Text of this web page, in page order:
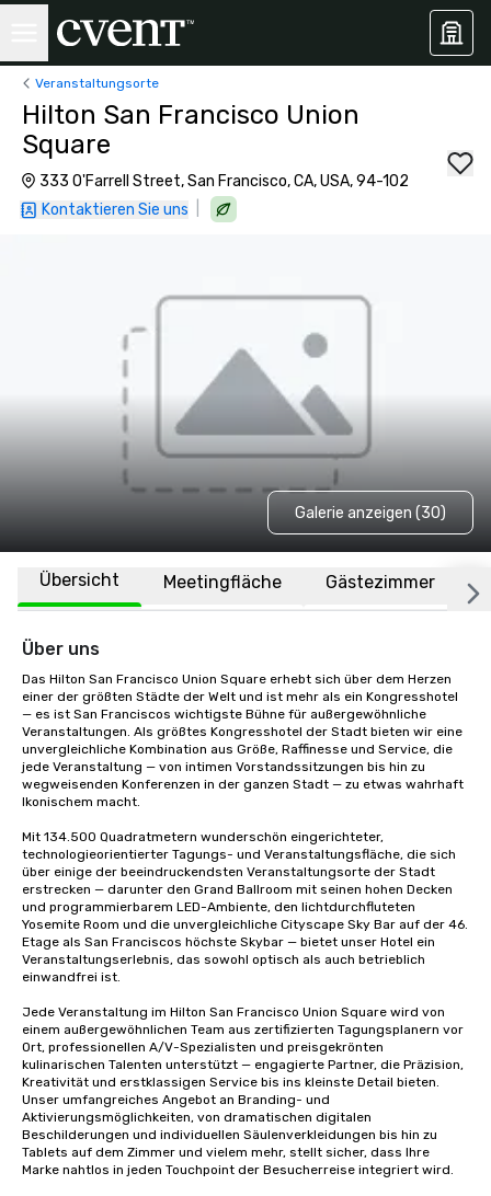
Veranstaltungsorte
Hilton San Francisco Union
Square
333 O'Farrell Street, San Francisco, CA, USA, 94-102
Kontaktieren Sie uns
Galerie anzeigen (30)
Übersicht Meetingfläche Gästezimmer
Über uns
Das Hilton San Francisco Union Square erhebt sich über dem Herzen
einer der größten Städte der Welt und ist mehr als ein Kongresshotel
— es ist San Franciscos wichtigste Bühne für außergewöhnliche
Veranstaltungen. Als größtes Kongresshotel der Stadt bieten wir eine
unvergleichliche Kombination aus Größe, Raffinesse und Service, die
jede Veranstaltung — von intimen Vorstandssitzungen bis hin zu
wegweisenden Konferenzen in der ganzen Stadt — zu etwas wahrhaft
Ikonischem macht.
Mit 134.500 Quadratmetern wunderschön eingerichteter,
technologieorientierter Tagungs- und Veranstaltungsfläche, die sich
über einige der beeindruckendsten Veranstaltungsorte der Stadt
erstrecken — darunter den Grand Ballroom mit seinen hohen Decken
und programmierbarem LED-Ambiente, den lichtdurchfluteten
Yosemite Room und die unvergleichliche Cityscape Sky Bar auf der 46.
Etage als San Franciscos höchste Skybar — bietet unser Hotel ein
Veranstaltungserlebnis, das sowohl optisch als auch betrieblich
einwandfrei ist.
Jede Veranstaltung im Hilton San Francisco Union Square wird von
einem außergewöhnlichen Team aus zertifizierten Tagungsplanern vor
Ort, professionellen A/V-Spezialisten und preisgekrönten
kulinarischen Talenten unterstützt — engagierte Partner, die Präzision,
Kreativität und erstklassigen Service bis ins kleinste Detail bieten.
Unser umfangreiches Angebot an Branding- und
Aktivierungsmöglichkeiten, von dramatischen digitalen
Beschilderungen und individuellen Säulenverkleidungen bis hin zu
Tablets auf dem Zimmer und vielem mehr, stellt sicher, dass Ihre
Marke nahtlos in jeden Touchpoint der Besucherreise integriert wird.